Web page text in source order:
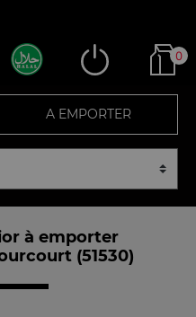
0
A EMPORTER
à emporter
(51530)